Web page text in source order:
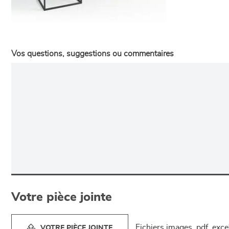
Vos questions, suggestions ou commentaires
Votre pièce jointe